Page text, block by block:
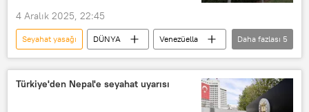
4 Aralık 2025, 22:45
Seyahat yasağı DÜNYA
Venezüella
ABD
Seyahat
Yurtdışı seyahat
Seyahat kısıtlaması
Daha fazlası 5
Türkiye'den Nepal'e seyahat uyarısı